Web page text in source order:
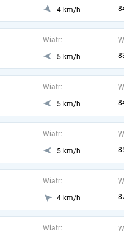
4 km/h
Wiatr:
5 km/h
Wiatr:
5 km/h
Wiatr:
5 km/h
Wiatr:
4 km/h
Wiatr: